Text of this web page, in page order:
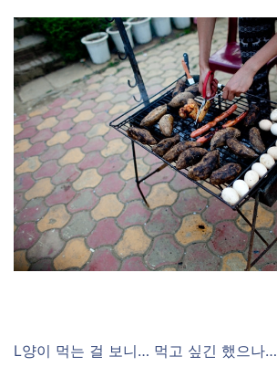
L양이 먹는 걸 보니… 먹고 싶긴 했으나…